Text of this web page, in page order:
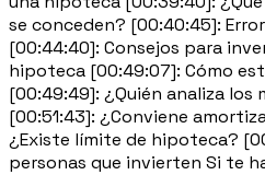
se conceden? [00:40:45]:
[00:44:40]: Consejos para
hipoteca [00:49:07]: Cómo
[00:49:49]: ¿Quién analiza
[00:51:43]: ¿Conviene
¿Existe límite de hipoteca?
personas que invierten Si te